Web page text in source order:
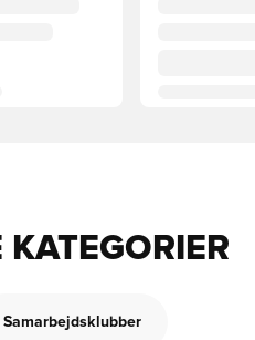
KATEGORIER
Samarbejdsklubber